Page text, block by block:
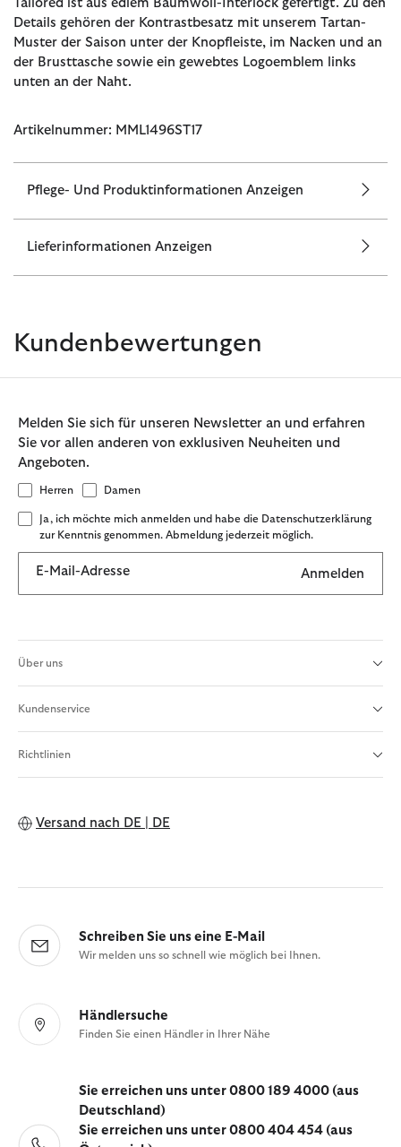
Tailored ist aus edlem Baumwoll-Interlock gefertigt. Zu den
Details gehören der Kontrastbesatz mit unserem Tartan-
Muster der Saison unter der Knopfleiste, im Nacken und an
der Brusttasche sowie ein gewebtes Logoemblem links
unten an der Naht.
Artikelnummer: MML1496ST17
Pflege- Und Produktinformationen Anzeigen
Lieferinformationen Anzeigen
Kundenbewertungen
Melden Sie sich für unseren Newsletter an und erfahren
Sie vor allen anderen von exklusiven Neuheiten und
Angeboten.
Herren Damen
Ja, ich möchte mich anmelden und habe die Datenschutzerklärung
zur Kenntnis genommen. Abmeldung jederzeit möglich.
E-Mail-Adresse Anmelden
Über uns
Kundenservice
Richtlinien
Versand nach DE | DE
Schreiben Sie uns eine E-Mail
Wir melden uns so schnell wie möglich bei Ihnen.
Händlersuche
Finden Sie einen Händler in Ihrer Nähe
Sie erreichen uns unter 0800 189 4000 (aus
Deutschland)
Sie erreichen uns unter 0800 404 454 (aus